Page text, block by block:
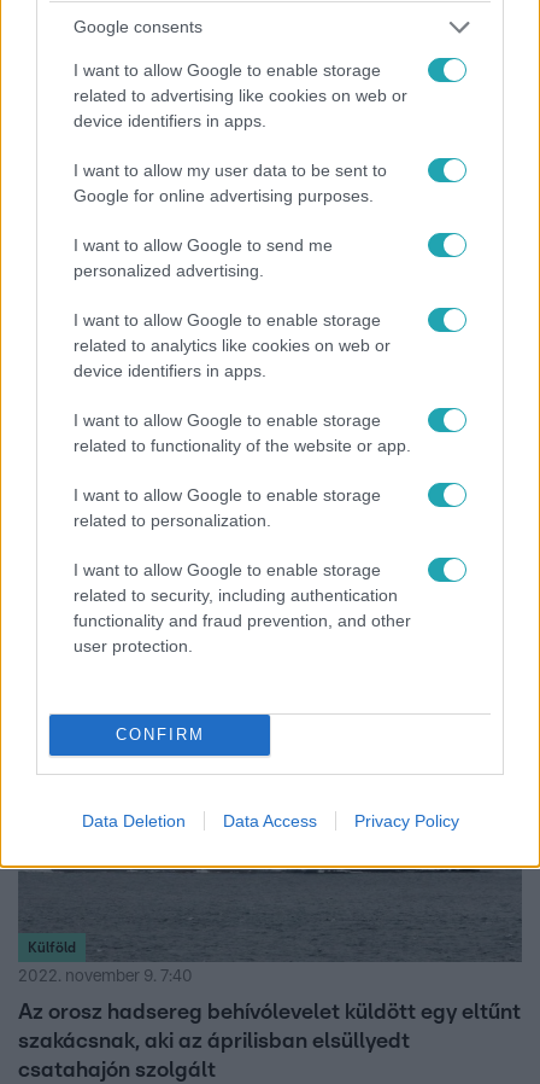
Google consents
I want to allow Google to enable storage
related to advertising like cookies on web or
device identifiers in apps.
I want to allow my user data to be sent to
Google for online advertising purposes.
I want to allow Google to send me
personalized advertising.
I want to allow Google to enable storage
related to analytics like cookies on web or
device identifiers in apps.
I want to allow Google to enable storage
related to functionality of the website or app.
I want to allow Google to enable storage
related to personalization.
I want to allow Google to enable storage
related to security, including authentication
functionality and fraud prevention, and other
user protection.
CONFIRM
Data Deletion Data Access Privacy Policy
Kitört a botrány Uruguayban mert galambbá
A náci sast mint a gyűlölet és a pusztítás jelképét a béke
szimbólumává akarták átalakítani, de a tiltakozás miatt
2023. április 10. 5:49
Tajvan közelében
Kína éles lőszerrel támadásokat szimulál Tajvan ellen.
Külföld
2022. november 9. 7:40
Az orosz hadsereg behívólevelet küldött egy eltűnt
szakácsnak, aki az áprilisban elsüllyedt
csatahajón szolgált